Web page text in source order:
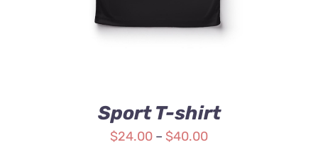
Sport T-shirt
$24.00 – $40.00